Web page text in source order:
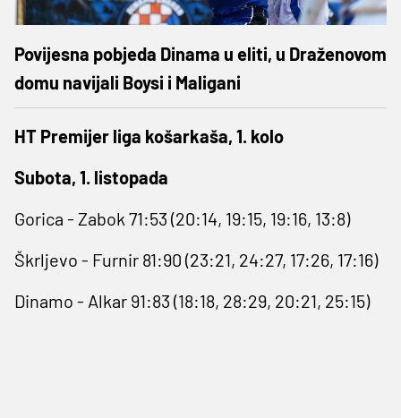
Povijesna pobjeda Dinama u eliti, u Draženovom
domu navijali Boysi i Maligani
HT Premijer liga košarkaša, 1. kolo
Subota, 1. listopada
Gorica - Zabok 71:53 (20:14, 19:15, 19:16, 13:8)
Škrljevo - Furnir 81:90 (23:21, 24:27, 17:26, 17:16)
Dinamo - Alkar 91:83 (18:18, 28:29, 20:21, 25:15)